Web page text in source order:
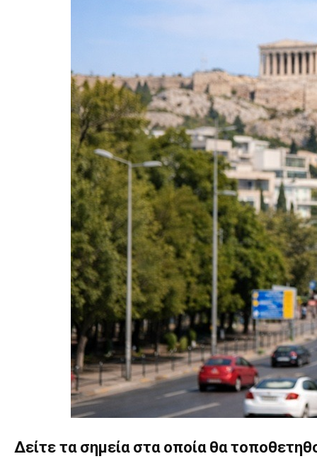
Δείτε τα σημεία στα οποία θα